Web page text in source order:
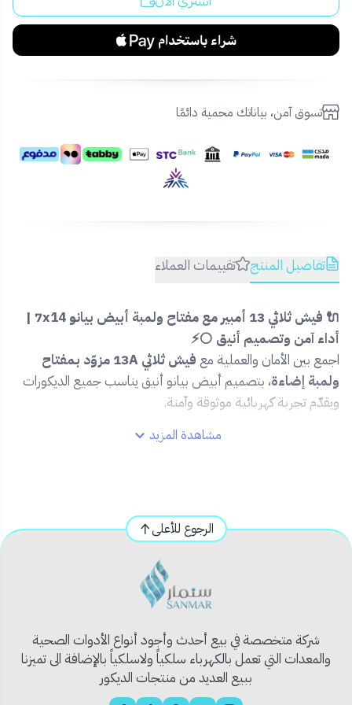
تسوق آمن، بياناتك محمية دائمًا
تفاصيل المنتج تقييمات العملاء
🔌 فيش ثلاثي 13 أمبير مع مفتاح ولمبة أبيض بيانو 7x14 |
أداء آمن وتصميم أنيق ⚪⚡
اجمع بين الأمان والعملية مع
فيش ثلاثي 13A مزوّد بمفتاح
ولمبة إضاءة، بتصميم أبيض بيانو أنيق يناسب جميع الديكورات
ويقدّم تجربة كهربائية موثوقة وآمنة.
💡 لمبة إضاءة توضح حالة التشغيل بلمحة.
🔒 مفاتيح منفصلة لكل مخرج للتحكم الكامل والأمان.
📐 مقاس 7x14 – مناسب للتركيب الجداري القياسي داخل
مفتاحين ولمبتين إشارة – مقاس 7x14.
✅ الاستخدام المثالي:
مثالي لغرف المعيشة، والمطابخ، والمكاتب، لتوصيل أجهزة مثل
مشاهدة المزيد
الرجوع للأعلى
شركة متخصصة في بيع أحدث وأجود أنواع الأدوات الصحية
والمعدات التي تعمل بالكهرباء سلكياً ولاسلكياً بالإضافة الى تميزنا
ببيع العديد من منتجات الديكور